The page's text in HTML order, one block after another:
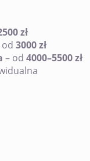
zł
od 3000 zł
– od 4000–5500 zł